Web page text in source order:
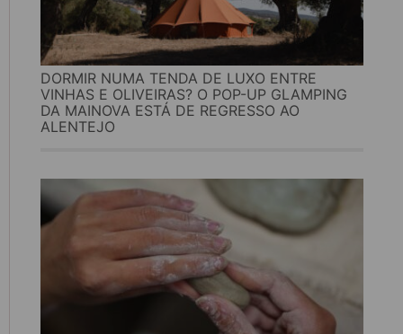
DORMIR NUMA TENDA DE LUXO ENTRE
VINHAS E OLIVEIRAS? O POP-UP GLAMPING
DA MAINOVA ESTÁ DE REGRESSO AO
ALENTEJO